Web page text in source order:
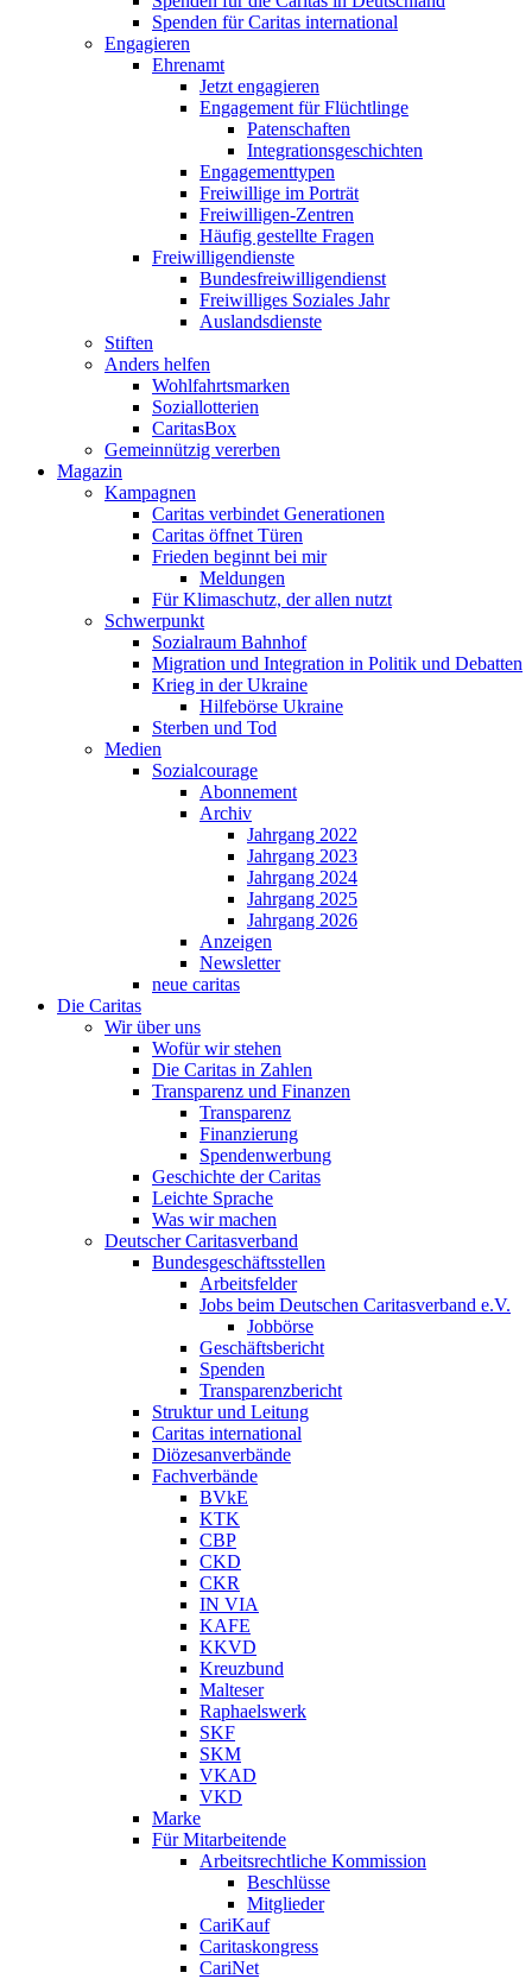
Spenden für Caritas international
Engagieren
Ehrenamt
Jetzt engagieren
Engagement für Flüchtlinge
Patenschaften
Integrationsgeschichten
Engagementtypen
Freiwillige im Porträt
Freiwilligen-Zentren
Häufig gestellte Fragen
Freiwilligendienste
Bundesfreiwilligendienst
Freiwilliges Soziales Jahr
Auslandsdienste
Stiften
Anders helfen
Wohlfahrtsmarken
Soziallotterien
CaritasBox
Gemeinnützig vererben
Magazin
Kampagnen
Caritas verbindet Generationen
Caritas öffnet Türen
Frieden beginnt bei mir
Meldungen
Für Klimaschutz, der allen nutzt
Schwerpunkt
Sozialraum Bahnhof
Migration und Integration in Politik und Debatten
Krieg in der Ukraine
Hilfebörse Ukraine
Sterben und Tod
Medien
Sozialcourage
Abonnement
Archiv
Jahrgang 2022
Jahrgang 2023
Jahrgang 2024
Jahrgang 2025
Jahrgang 2026
Anzeigen
Newsletter
neue caritas
Die Caritas
Wir über uns
Wofür wir stehen
Die Caritas in Zahlen
Transparenz und Finanzen
Transparenz
Finanzierung
Spendenwerbung
Geschichte der Caritas
Leichte Sprache
Was wir machen
Deutscher Caritasverband
Bundesgeschäftsstellen
Arbeitsfelder
Jobs beim Deutschen Caritasverband e.V.
Jobbörse
Geschäftsbericht
Spenden
Transparenzbericht
Struktur und Leitung
Caritas international
Diözesanverbände
Fachverbände
BVkE
KTK
CBP
CKD
CKR
IN VIA
KAFE
KKVD
Kreuzbund
Malteser
Raphaelswerk
SKF
SKM
VKAD
VKD
Marke
Für Mitarbeitende
Arbeitsrechtliche Kommission
Beschlüsse
Mitglieder
CariKauf
Caritaskongress
CariNet